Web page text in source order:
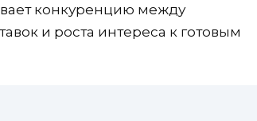
конкуренцию между
и роста интереса к готовым